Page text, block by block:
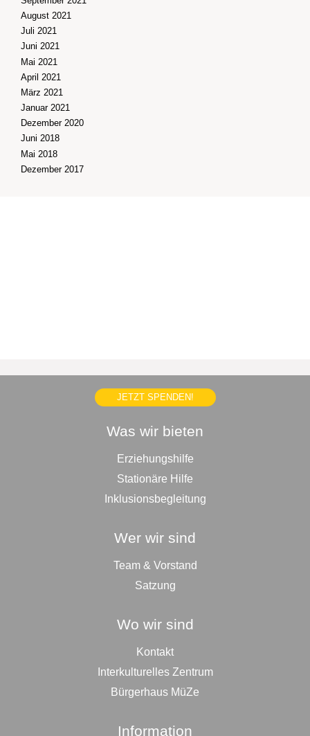
August 2021
Juli 2021
Juni 2021
Mai 2021
April 2021
März 2021
Januar 2021
Dezember 2020
Juni 2018
Mai 2018
Dezember 2017
JETZT SPENDEN!
Was wir bieten
Erziehungshilfe
Stationäre Hilfe
Inklusionsbegleitung
Wer wir sind
Team & Vorstand
Satzung
Wo wir sind
Kontakt
Interkulturelles Zentrum
Bürgerhaus MüZe
Information